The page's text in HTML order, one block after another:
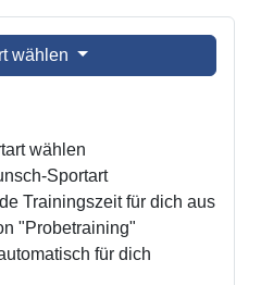
wählen
wählen
Sportart
Trainingszeit für dich aus
"Probetraining"
für dich